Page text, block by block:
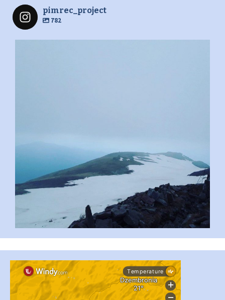
pimrec_project
782
...
pimrec_project